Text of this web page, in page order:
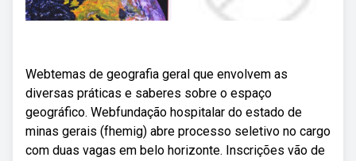
Webtemas de geografia geral que envolvem as
diversas práticas e saberes sobre o espaço
geográfico. Webfundação hospitalar do estado de
minas gerais (fhemig) abre processo seletivo no cargo
com duas vagas em belo horizonte. Inscrições vão de